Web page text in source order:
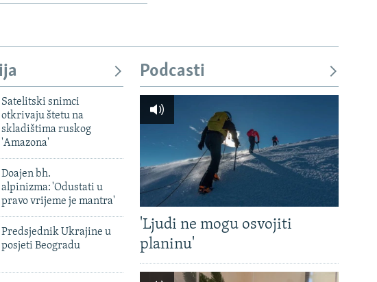
Satelitski snimci
otkrivaju štetu na
skladištima ruskog
'Amazona'
Doajen bh.
alpinizma: 'Odustati u
pravo vrijeme je mantra'
Predsjednik Ukrajine u
posjeti Beogradu
Podcasti
'Ljudi ne mogu osvojiti
planinu'